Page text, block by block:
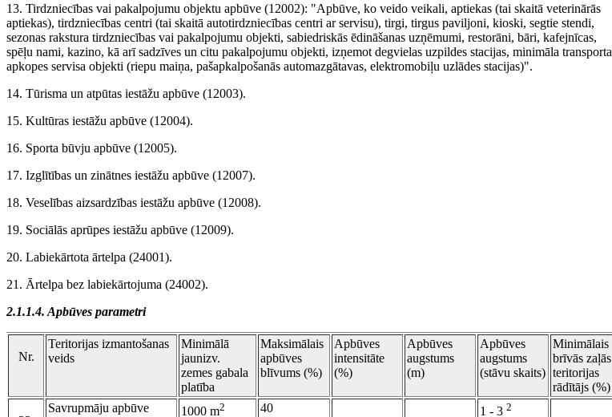
13. Tirdzniecības vai pakalpojumu objektu apbūve (12002): "Apbūve, ko veido veikali, aptiekas (tai skaitā veterinārās
aptiekas), tirdzniecības centri (tai skaitā autotirdzniecības centri ar servisu), tirgi, tirgus paviljoni, kioski, segtie stendi,
sezonas rakstura tirdzniecības vai pakalpojumu objekti, sabiedriskās ēdināšanas uzņēmumi, restorāni, bāri, kafejnīcas,
spēļu nami, kazino, kā arī sadzīves un citu pakalpojumu objekti, izņemot degvielas uzpildes stacijas, minimāla transporta
apkopes servisa objekti (riepu maiņa, pašapkalpošanās automazgātavas, elektromobiļu uzlādes stacijas)".
14. Tūrisma un atpūtas iestāžu apbūve (12003).
15. Kultūras iestāžu apbūve (12004).
16. Sporta būvju apbūve (12005).
17. Izglītības un zinātnes iestāžu apbūve (12007).
18. Veselības aizsardzības iestāžu apbūve (12008).
19. Sociālās aprūpes iestāžu apbūve (12009).
20. Labiekārtota ārtelpa (24001).
21. Ārtelpa bez labiekārtojuma (24002).
2.1.1.4. Apbūves parametri
Nr.
Teritorijas izmantošanas
veids
Minimālā
jaunizv.
zemes gabala
platība
Maksimālais
apbūves
blīvums (%)
Apbūves
intensitāte
(%)
Apbūves
augstums
(m)
Apbūves
augstums
(stāvu skaits)
Minimālais
brīvās zaļās
teritorijas
rādītājs (%)
Savrupmāju apbūve 1000 m2 40 1 - 3 2